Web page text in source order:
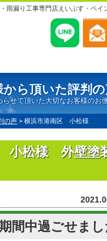
雨漏り工事専門店えいぶす・ペイ
から頂いた評判
らせて頂いた大切なお客様のお
の声 > 横浜市港南区 小松様
小松様 外壁塗
間中過ごせまし